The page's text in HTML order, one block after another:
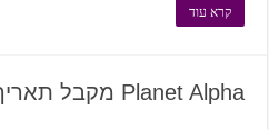
קרא עוד
Planet Alpha מקבל תאריך יציאה רשמי